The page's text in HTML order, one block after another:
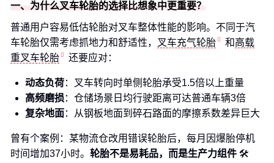
一、为什么叉车轮胎的选择比想象中更重要？
普通用户容易低估轮胎对叉车整体性能的影响。不同于汽
车轮胎仅需考虑抓地力和舒适性， 叉车充气轮胎 和高载
重叉车轮胎
还要应对：
动态负荷：叉车转向时单侧轮胎承受1.5倍以上重量
高频磨损 ：仓储场景日均行驶距离可达普通车辆3倍
复杂地面：从钢板地面到碎石路面的摩擦系数差异巨大
曾有个案例：某物流仓改用错误轮胎后，每月因爆胎停机
时间增加37小时。 轮胎不是易耗品，而是生产力组件 🛠️